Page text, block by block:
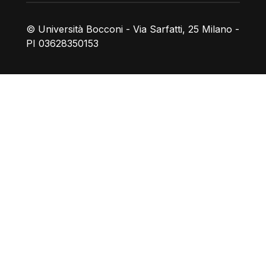
© Università Bocconi - Via Sarfatti, 25 Milano -
PI 03628350153